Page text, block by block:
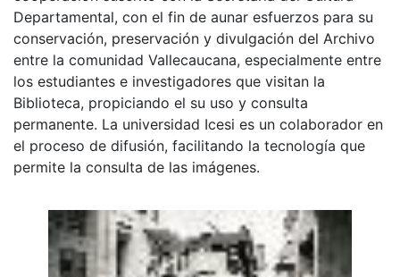
Departamental, con el fin de aunar esfuerzos para su
conservación, preservación y divulgación del Archivo
entre la comunidad Vallecaucana, especialmente entre
los estudiantes e investigadores que visitan la
Biblioteca, propiciando el su uso y consulta
permanente. La universidad Icesi es un colaborador en
el proceso de difusión, facilitando la tecnología que
permite la consulta de las imágenes.